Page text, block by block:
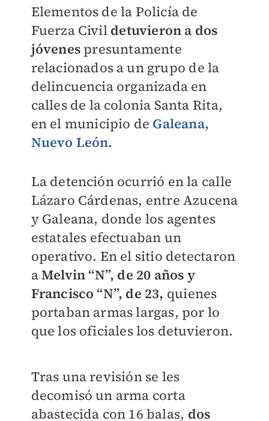
Elementos de la Policía de
Fuerza Civil detuvieron a dos
jóvenespresuntamente
relacionados a un grupo de la
delincuencia organizada en
calles de la colonia Santa Rita,
en el municipio de Galeana,
Nuevo León.
La detención ocurrió en la calle
Lázaro Cárdenas, entre Azucena
y Galeana, donde los agentes
estatales efectuaban un
operativo. En el sitio detectaron
aMelvin “N”, de 20 años y
Francisco “N”, de 23, quienes
portaban armas largas, por lo
que los oficiales los detuvieron.
Tras una revisión se les
decomisó un arma corta
abastecida con 16 balas, dos